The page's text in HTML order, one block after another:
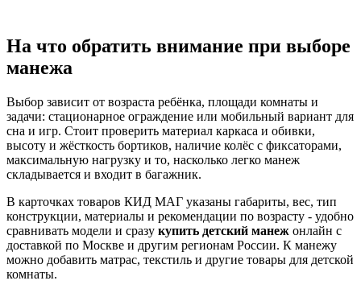
На что обратить внимание при выборе
манежа
Выбор зависит от возраста ребёнка, площади комнаты и
задачи: стационарное ограждение или мобильный вариант для
сна и игр. Стоит проверить материал каркаса и обивки,
высоту и жёсткость бортиков, наличие колёс с фиксаторами,
максимальную нагрузку и то, насколько легко манеж
складывается и входит в багажник.
В карточках товаров КИД МАГ указаны габариты, вес, тип
конструкции, материалы и рекомендации по возрасту - удобно
сравнивать модели и сразу купить детский манеж онлайн с
доставкой по Москве и другим регионам России. К манежу
можно добавить матрас, текстиль и другие товары для детской
комнаты.